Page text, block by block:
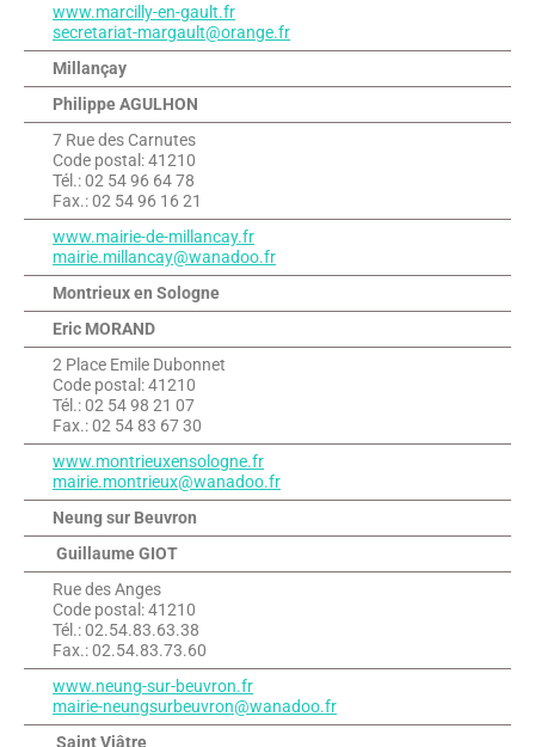
www.marcilly-en-gault.fr
secretariat-margault@orange.fr
Millançay
Philippe AGULHON
7 Rue des Carnutes
Code postal: 41210
Tél.: 02 54 96 64 78
Fax.: 02 54 96 16 21
www.mairie-de-millancay.fr
mairie.millancay@wanadoo.fr
Montrieux en Sologne
Eric MORAND
2 Place Emile Dubonnet
Code postal: 41210
Tél.: 02 54 98 21 07
Fax.: 02 54 83 67 30
www.montrieuxensologne.fr
mairie.montrieux@wanadoo.fr
Neung sur Beuvron
GuillaumeGIOT
Rue des Anges
Code postal: 41210
Tél.: 02.54.83.63.38
Fax.: 02.54.83.73.60
www.neung-sur-beuvron.fr
mairie-neungsurbeuvron@wanadoo.fr
Saint Viâtre